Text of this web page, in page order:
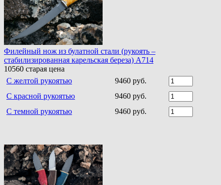
Филейный нож из булатной стали (рукоять –
стабилизированная карельская береза) A714
10560 старая цена
С желтой рукоятью
9460 руб.
С красной рукоятью
9460 руб.
С темной рукоятью
9460 руб.